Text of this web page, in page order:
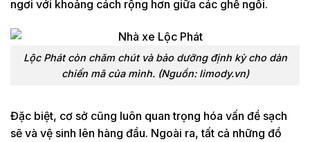
ngơi với khoảng cách rộng hơn giữa các ghế ngồi.
Lộc Phát còn chăm chút và bảo dưỡng định kỳ cho dàn
chiến mã của mình. (Nguồn: limody.vn)
Đặc biệt, cơ sở cũng luôn quan trọng hóa vấn đề sạch
sẽ và vệ sinh lên hàng đầu. Ngoài ra, tất cả những đồ